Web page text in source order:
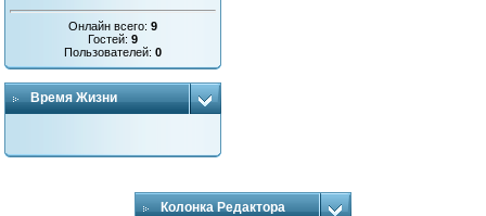
Онлайн всего:9
Гостей:9
Пользователей:0
Время Жизни
Колонка Редактора